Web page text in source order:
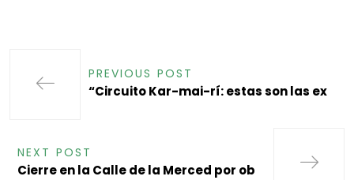
PREVIOUS POST
“Circuito Kar-mai-rí: estas son las ex
NEXT POST
Cierre en la Calle de la Merced por ob